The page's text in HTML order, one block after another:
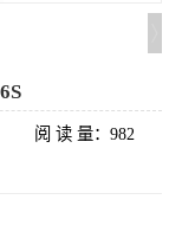
阅 读 量：982